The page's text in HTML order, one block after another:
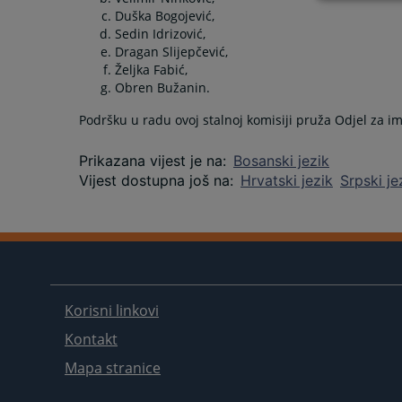
Duška Bogojević,
Sedin Idrizović,
Dragan Slijepčević,
Željka Fabić,
Obren Bužanin.
Podršku u radu ovoj stalnoj komisiji pruža Odjel za
Prikazana vijest je na: Bosanski jezik
Vijest dostupna još na: Hrvatski jezik Srpski
Korisni linkovi
Kontakt
Mapa stranice